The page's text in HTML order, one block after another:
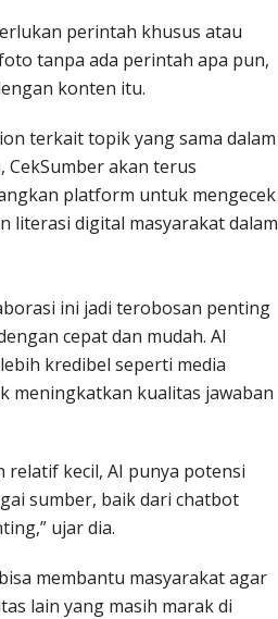
perintah khusus atau
tanpa ada perintah apa pun,
konten itu.
terkait topik yang sama dalam
CekSumber akan terus
platform untuk mengecek
literasi digital masyarakat dalam
ini jadi terobosan penting
cepat dan mudah. AI
kredibel seperti media
meningkatkan kualitas jawaban
kecil, AI punya potensi
sumber, baik dari chatbot
ujar dia.
membantu masyarakat agar
lain yang masih marak di